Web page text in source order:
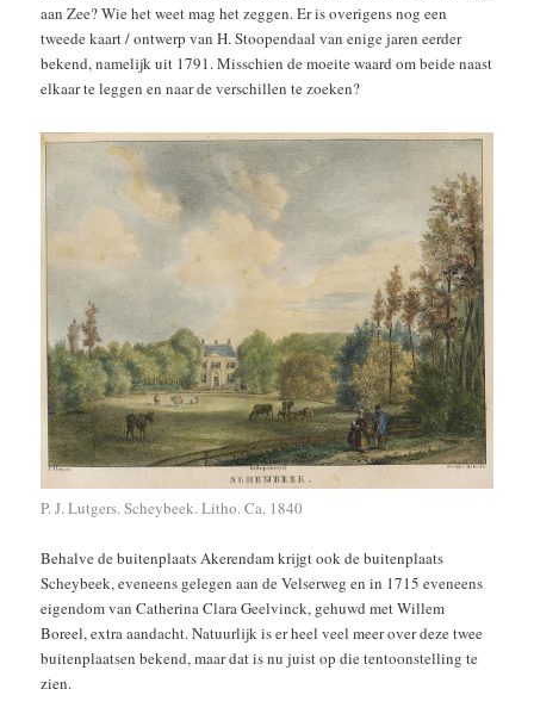
aan Zee? Wie het weet mag het zeggen. Er is overigens nog een
tweede kaart / ontwerp van H. Stoopendaal van enige jaren eerder
bekend, namelijk uit 1791. Misschien de moeite waard om beide naast
elkaar te leggen en naar de verschillen te zoeken?
P. J. Lutgers. Scheybeek. Litho. Ca. 1840
Behalve de buitenplaats Akerendam krijgt ook de buitenplaats
Scheybeek, eveneens gelegen aan de Velserweg en in 1715 eveneens
eigendom van Catherina Clara Geelvinck, gehuwd met Willem
Boreel, extra aandacht. Natuurlijk is er heel veel meer over deze twee
buitenplaatsen bekend, maar dat is nu juist op die tentoonstelling te
zien.